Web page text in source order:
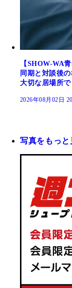
【SHOW-WA
同期と対談後
大切な居場所で
2026年08月02日
写真をもっと